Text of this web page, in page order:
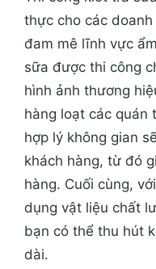
thực cho các
đam mê lĩnh vực
sữa được thi công
hình ảnh thương
hàng loạt các quán
hợp lý không gian
khách hàng, từ đó
hàng. Cuối cùng,
dụng vật liệu chất
bạn có thể thu hút
dài.